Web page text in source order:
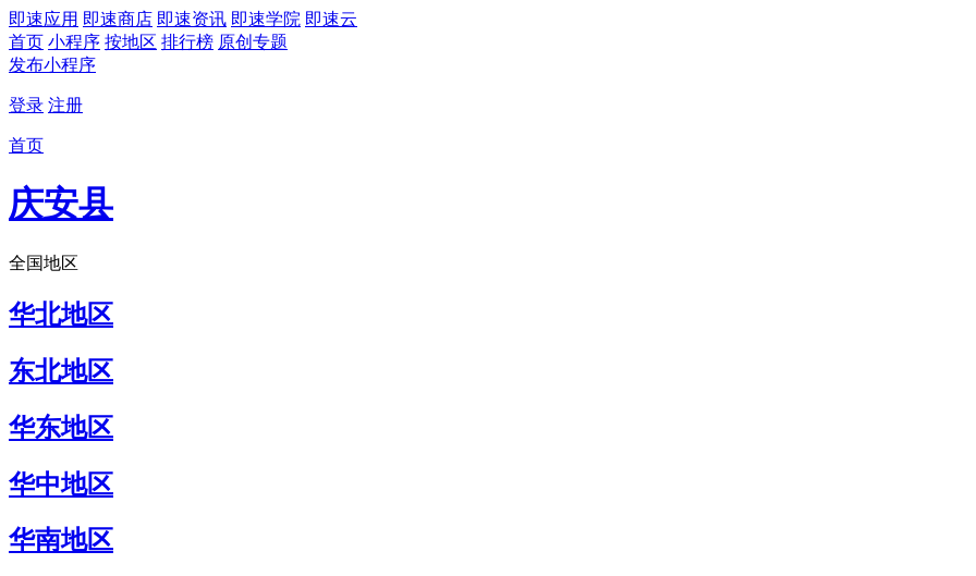
即速应用 即速商店 即速资讯 即速学院 即速云
首页 小程序 按地区 排行榜 原创专题
发布小程序
登录 注册
首页
庆安县
全国地区
华北地区
东北地区
华东地区
华中地区
华南地区